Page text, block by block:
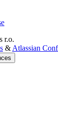
r.o.
& Atlassian